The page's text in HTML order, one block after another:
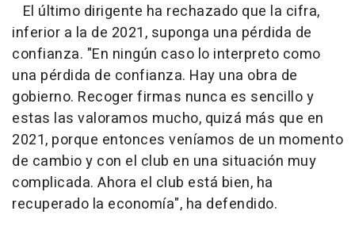
El último dirigente ha rechazado que la cifra,
inferior a la de 2021, suponga una pérdida de
confianza. "En ningún caso lo interpreto como
una pérdida de confianza. Hay una obra de
gobierno. Recoger firmas nunca es sencillo y
estas las valoramos mucho, quizá más que en
2021, porque entonces veníamos de un momento
de cambio y con el club en una situación muy
complicada. Ahora el club está bien, ha
recuperado la economía", ha defendido.